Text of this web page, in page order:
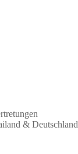
& Deutschland